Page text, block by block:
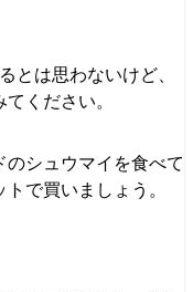
とは思わないけど、
ください。
シュウマイを食べて
で買いましょう。